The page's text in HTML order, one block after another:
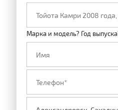
Марка и модель? Год